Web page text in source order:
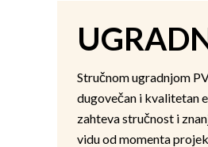
Stručnom ugradnjom
dugovečan i kvalitetan
zahteva stručnost i
vidu od momenta